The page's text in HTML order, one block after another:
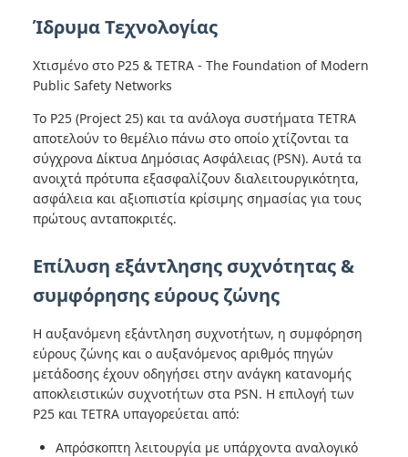
Ίδρυμα Τεχνολογίας
Χτισμένο στο P25 & TETRA - The Foundation of Modern
Public Safety Networks
Το P25 (Project 25) και τα ανάλογα συστήματα TETRA
αποτελούν το θεμέλιο πάνω στο οποίο χτίζονται τα
σύγχρονα Δίκτυα Δημόσιας Ασφάλειας (PSN). Αυτά τα
ανοιχτά πρότυπα εξασφαλίζουν διαλειτουργικότητα,
ασφάλεια και αξιοπιστία κρίσιμης σημασίας για τους
πρώτους ανταποκριτές.
Επίλυση εξάντλησης συχνότητας &
συμφόρησης εύρους ζώνης
Η αυξανόμενη εξάντληση συχνοτήτων, η συμφόρηση
εύρους ζώνης και ο αυξανόμενος αριθμός πηγών
μετάδοσης έχουν οδηγήσει στην ανάγκη κατανομής
αποκλειστικών συχνοτήτων στα PSN. Η επιλογή των
P25 και TETRA υπαγορεύεται από:
Απρόσκοπτη λειτουργία με υπάρχοντα αναλογικό